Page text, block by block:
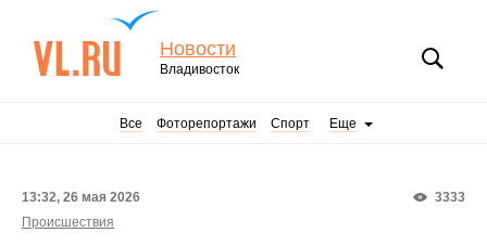
Новости
Владивосток
Все Фоторепортажи Спорт Еще
3333
13:32, 26 мая 2026
Происшествия